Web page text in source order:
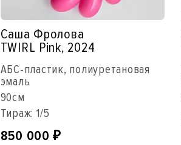
Саша Фролова
TWIRL Pink, 2024
АБС-пластик, полиуретановая
эмаль
90см
Тираж: 1/5
850 000₽